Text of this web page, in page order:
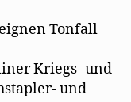
Tonfall
Kriegs- und
und